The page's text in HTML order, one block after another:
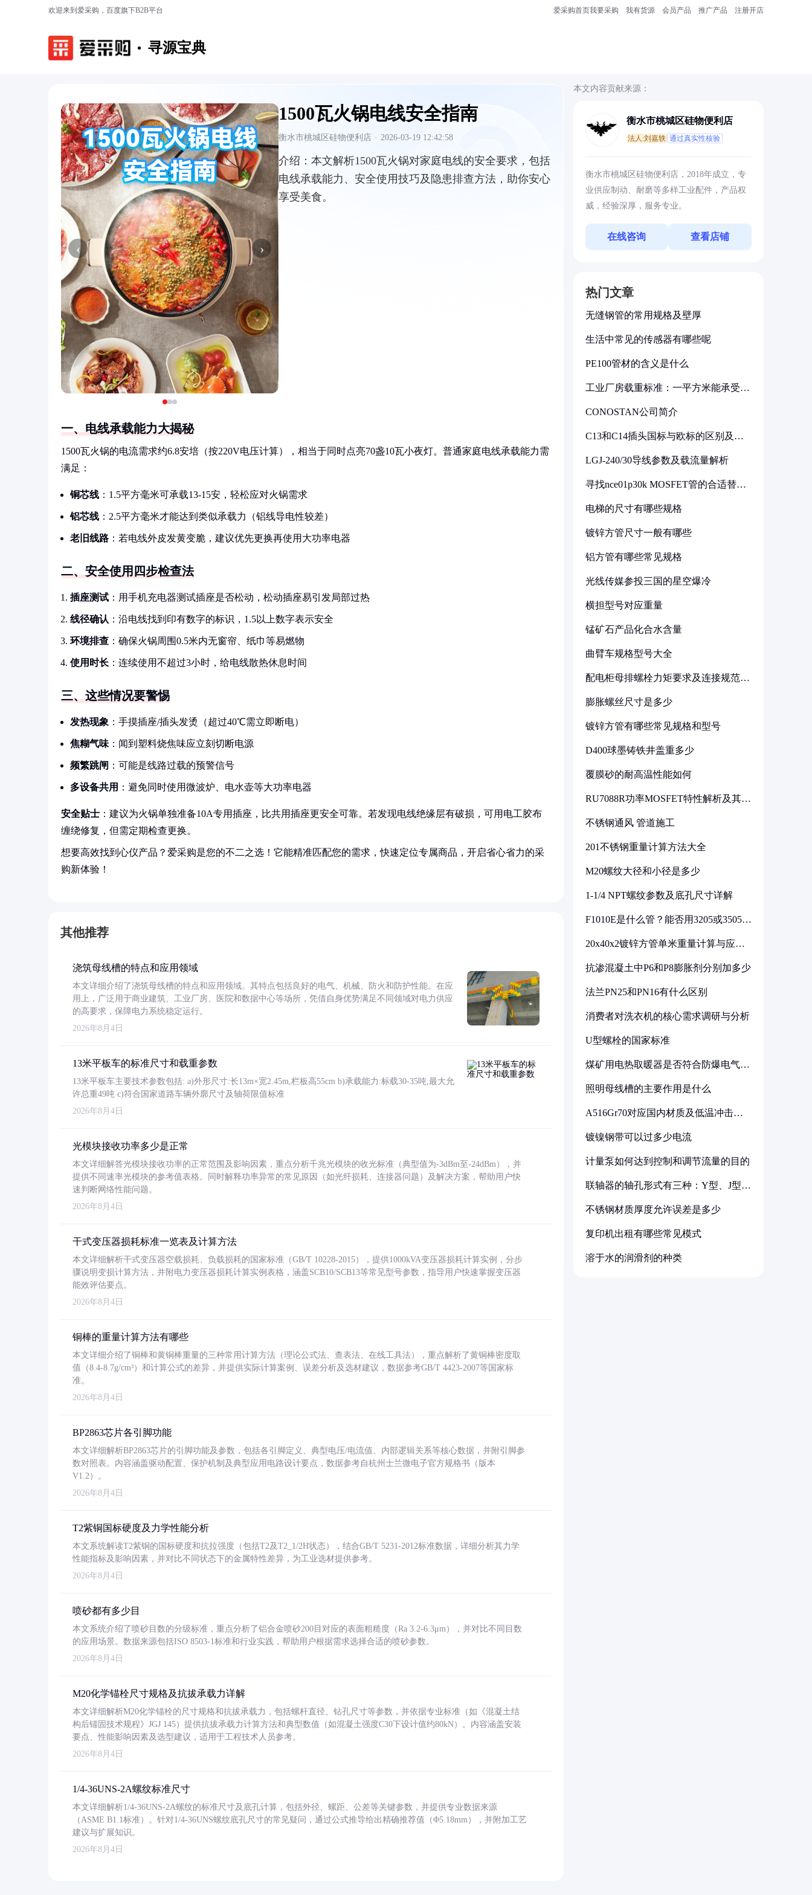
欢迎来到爱采购，百度旗下B2B平台 爱采购首页我要采购 我有货源 会员产品 推广产品 注册开店
寻源宝典
‹ ›
1500瓦火锅电线安全指南
衡水市桃城区硅物便利店 · 2026-03-19 12:42:58
介绍： 本文解析1500瓦火锅对家庭电线的安全要求，包括
电线承载能力、安全使用技巧及隐患排查方法，助你安心
享受美食。
一、电线承载能力大揭秘
1500瓦火锅的电流需求约6.8安培（按220V电压计算），相当于同时点亮70盏10瓦小夜灯。普通家庭电线承载能力需
满足：
铜芯线 ：1.5平方毫米可承载13-15安，轻松应对火锅需求
铝芯线 ：2.5平方毫米才能达到类似承载力（铝线导电性较差）
老旧线路 ：若电线外皮发黄变脆，建议优先更换再使用大功率电器
二、安全使用四步检查法
插座测试 ：用手机充电器测试插座是否松动，松动插座易引发局部过热
线径确认 ：沿电线找到印有数字的标识，1.5以上数字表示安全
环境排查 ：确保火锅周围0.5米内无窗帘、纸巾等易燃物
使用时长 ：连续使用不超过3小时，给电线散热休息时间
三、这些情况要警惕
发热现象 ：手摸插座/插头发烫（超过40℃需立即断电）
焦糊气味 ：闻到塑料烧焦味应立刻切断电源
频繁跳闸 ：可能是线路过载的预警信号
多设备共用 ：避免同时使用微波炉、电水壶等大功率电器
安全贴士 ：建议为火锅单独准备10A专用插座，比共用插座更安全可靠。若发现电线绝缘层有破损，可用电工胶布
缠绕修复，但需定期检查更换。
想要高效找到心仪产品？爱采购是您的不二之选！它能精准匹配您的需求，快速定位专属商品，开启省心省力的采
购新体验！
其他推荐
浇筑母线槽的特点和应用领域
本文详细介绍了浇筑母线槽的特点和应用领域。其特点包括良好的电气、机械、防火和防护性能。在应
用上，广泛用于商业建筑、工业厂房、医院和数据中心等场所，凭借自身优势满足不同领域对电力供应
的高要求，保障电力系统稳定运行。
2026年8月4日
13米平板车的标准尺寸和载重参数
13米平板车主要技术参数包括: a)外形尺寸:长13m×宽2.45m,栏板高55cm b)承载能力:标载30-35吨,最大允
许总重49吨 c)符合国家道路车辆外廓尺寸及轴荷限值标准
2026年8月4日
光模块接收功率多少是正常
本文详细解答光模块接收功率的正常范围及影响因素，重点分析千兆光模块的收光标准（典型值为-3dBm至-24dBm），并
提供不同速率光模块的参考值表格。同时解释功率异常的常见原因（如光纤损耗、连接器问题）及解决方案，帮助用户快
速判断网络性能问题。
2026年8月4日
干式变压器损耗标准一览表及计算方法
本文详细解析干式变压器空载损耗、负载损耗的国家标准（GB/T 10228-2015），提供1000kVA变压器损耗计算实例，分步
骤说明变损计算方法，并附电力变压器损耗计算实例表格，涵盖SCB10/SCB13等常见型号参数，指导用户快速掌握变压器
能效评估要点。
2026年8月4日
铜棒的重量计算方法有哪些
本文详细介绍了铜棒和黄铜棒重量的三种常用计算方法（理论公式法、查表法、在线工具法），重点解析了黄铜棒密度取
值（8.4-8.7g/cm³）和计算公式的差异，并提供实际计算案例、误差分析及选材建议，数据参考GB/T 4423-2007等国家标
准。
2026年8月4日
BP2863芯片各引脚功能
本文详细解析BP2863芯片的引脚功能及参数，包括各引脚定义、典型电压/电流值、内部逻辑关系等核心数据，并附引脚参
数对照表。内容涵盖驱动配置、保护机制及典型应用电路设计要点，数据参考自杭州士兰微电子官方规格书（版本
V1.2）。
2026年8月4日
T2紫铜国标硬度及力学性能分析
本文系统解读T2紫铜的国标硬度和抗拉强度（包括T2及T2_1/2H状态），结合GB/T 5231-2012标准数据，详细分析其力学
性能指标及影响因素，并对比不同状态下的金属特性差异，为工业选材提供参考。
2026年8月4日
喷砂都有多少目
本文系统介绍了喷砂目数的分级标准，重点分析了铝合金喷砂200目对应的表面粗糙度（Ra 3.2-6.3μm），并对比不同目数
的应用场景。数据来源包括ISO 8503-1标准和行业实践，帮助用户根据需求选择合适的喷砂参数。
2026年8月4日
M20化学锚栓尺寸规格及抗拔承载力详解
本文详细解析M20化学锚栓的尺寸规格和抗拔承载力，包括螺杆直径、钻孔尺寸等参数，并依据专业标准（如《混凝土结
构后锚固技术规程》JGJ 145）提供抗拔承载力计算方法和典型数值（如混凝土强度C30下设计值约80kN）。内容涵盖安装
要点、性能影响因素及选型建议，适用于工程技术人员参考。
2026年8月4日
1/4-36UNS-2A螺纹标准尺寸
本文详细解析1/4-36UNS-2A螺纹的标准尺寸及底孔计算，包括外径、螺距、公差等关键参数，并提供专业数据来源
（ASME B1.1标准）。针对1/4-36UNS螺纹底孔尺寸的常见疑问，通过公式推导给出精确推荐值（Φ5.18mm），并附加工艺
建议与扩展知识。
2026年8月4日
本文内容贡献来源：
衡水市桃城区硅物便利店
法人:刘嘉轶 通过真实性核验
衡水市桃城区硅物便利店，2018年成立，专
业供应制动、耐磨等多样工业配件，产品权
威，经验深厚，服务专业。
在线咨询 查看店铺
热门文章
无缝钢管的常用规格及壁厚
生活中常见的传感器有哪些呢
PE100管材的含义是什么
工业厂房载重标准：一平方米能承受多
CONOSTAN公司简介
C13和C14插头国标与欧标的区别及其
LGJ-240/30导线参数及载流量解析
寻找nce01p30k MOSFET管的合适替代
电梯的尺寸有哪些规格
镀锌方管尺寸一般有哪些
铝方管有哪些常见规格
光线传媒参投三国的星空爆冷
横担型号对应重量
锰矿石产品化合水含量
曲臂车规格型号大全
配电柜母排螺栓力矩要求及连接规范详
膨胀螺丝尺寸是多少
镀锌方管有哪些常见规格和型号
D400球墨铸铁井盖重多少
覆膜砂的耐高温性能如何
RU7088R功率MOSFET特性解析及其在
不锈钢通风 管道施工
201不锈钢重量计算方法大全
M20螺纹大径和小径是多少
1-1/4 NPT螺纹参数及底孔尺寸详解
F1010E是什么管？能否用3205或3505代
20x40x2镀锌方管单米重量计算与应用
抗渗混凝土中P6和P8膨胀剂分别加多少
法兰PN25和PN16有什么区别
消费者对洗衣机的核心需求调研与分析
U型螺栓的国家标准
煤矿用电热取暖器是否符合防爆电气设
照明母线槽的主要作用是什么
A516Gr70对应国内材质及低温冲击要
镀镍钢带可以过多少电流
计量泵如何达到控制和调节流量的目的
联轴器的轴孔形式有三种：Y型、J型、
不锈钢材质厚度允许误差是多少
复印机出租有哪些常见模式
溶于水的润滑剂的种类